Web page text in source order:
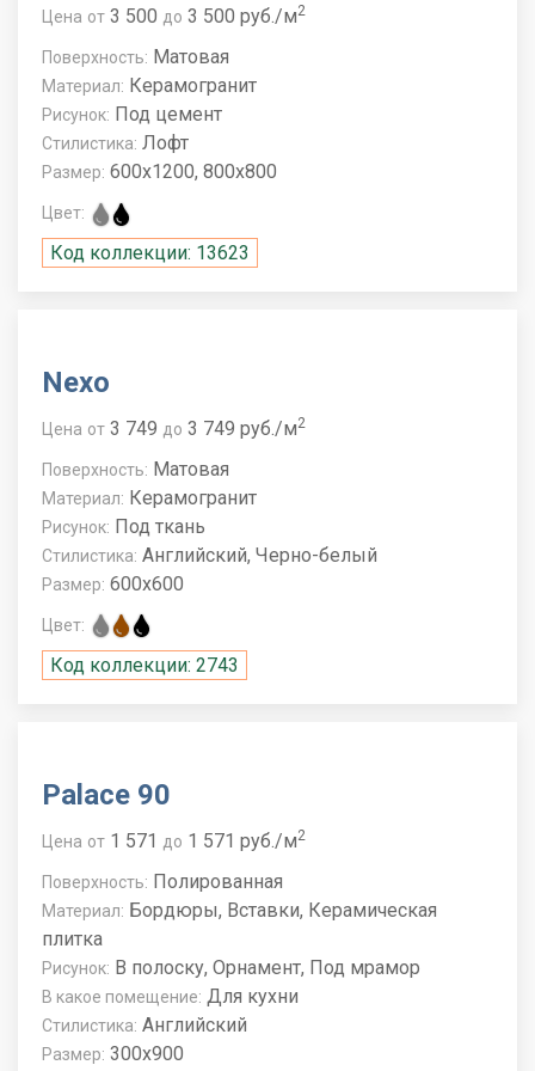
Цена от 3 500 до 3 500 руб./м2
Поверхность: Матовая
Материал: Керамогранит
Рисунок: Под цемент
Стилистика: Лофт
Размер: 600x1200, 800x800
Цвет:
Код коллекции: 13623
Nexo
Цена от 3 749 до 3 749 руб./м2
Поверхность: Матовая
Материал: Керамогранит
Рисунок: Под ткань
Стилистика: Английский, Черно-белый
Размер: 600x600
Цвет:
Код коллекции: 2743
Palace 90
Цена от 1 571 до 1 571 руб./м2
Поверхность: Полированная
Материал: Бордюры, Вставки, Керамическая
плитка
Рисунок: В полоску, Орнамент, Под мрамор
В какое помещение: Для кухни
Стилистика: Английский
Размер: 300x900